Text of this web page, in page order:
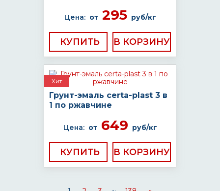
Цена: от295 руб/кг
КУПИТЬ
Хит
Грунт-эмаль certa-plast 3 в
1 по ржавчине
Цена: от649 руб/кг
КУПИТЬ
...